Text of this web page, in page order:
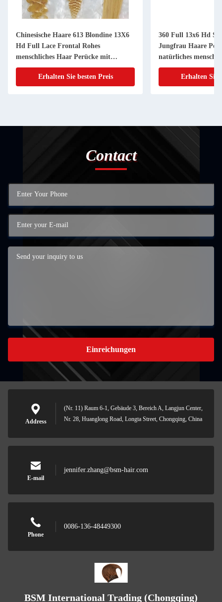
Chinesische Haare 613 Blondine 13X6
Hd Full Lace Frontal Rohes
menschliches Haar Perücke mit
Babyhaar
Erhalten Sie besten Preis
360 Full 13x6 Hd
Jungfrau Haare
natürliches
Frontal
Erhalten Sie
Contact
Einreichungen
Address
(Nr. 11) Raum 6-1, Gebäude 3, Bereich A, Langjun Center,
Nr. 28, Huanglong Road, Longta Street, Chongqing, China
E-mail
jennifer.zhang@bsm-hair.com
Phone
0086-136-48449300
BSM International Trading (Chongqing)